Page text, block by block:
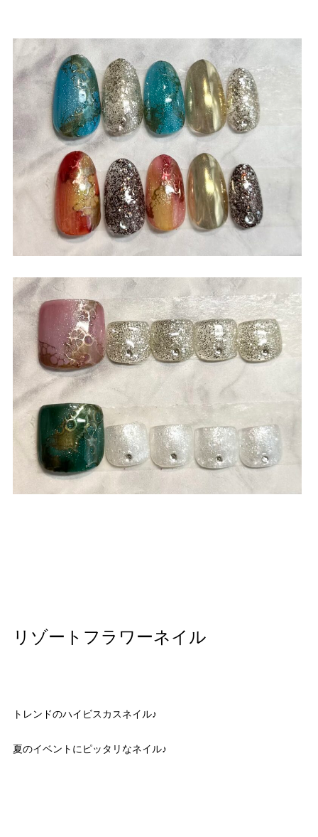
リゾートフラワーネイル
トレンドのハイビスカスネイル♪
夏のイベントにピッタリなネイル♪